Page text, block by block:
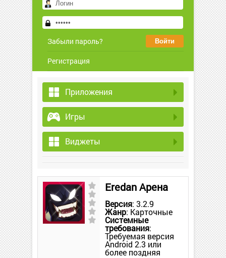
Забыли пароль?
Регистрация
Приложения
Игры
Виджеты
Eredan Арена
Версия: 3.2.9
Жанр: Карточные
Системные
требования:
Требуемая версия
Android 2.3 или
более поздняя